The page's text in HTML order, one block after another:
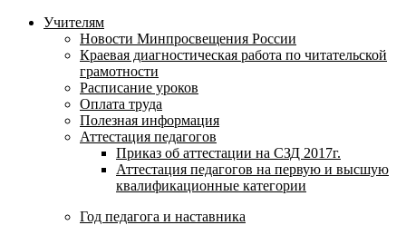
Учителям
Новости Минпросвещения России
Краевая диагностическая работа по читательской
грамотности
Расписание уроков
Оплата труда
Полезная информация
Аттестация педагогов
Приказ об аттестации на СЗД 2017г.
Аттестация педагогов на первую и высшую
квалификационные категории
Год педагога и наставника